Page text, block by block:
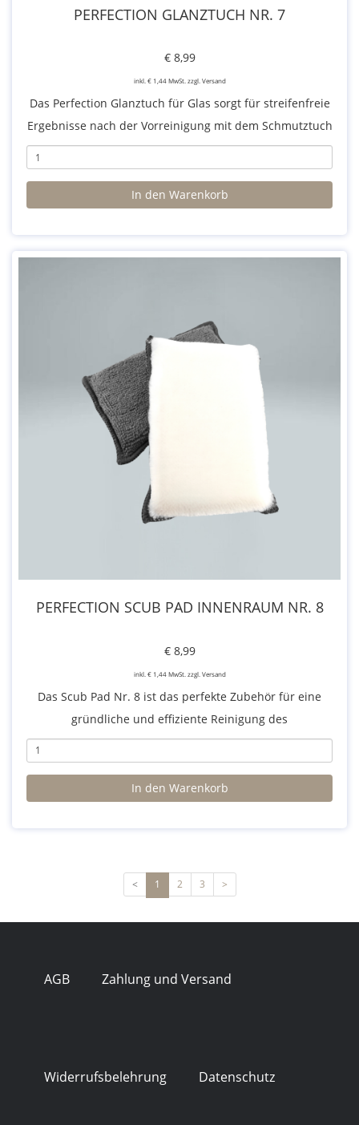
PERFECTION GLANZTUCH NR. 7
€ 8,99
inkl. € 1,44 MwSt. zzgl. Versand
Das Perfection Glanztuch für Glas sorgt für streifenfreie
Ergebnisse nach der Vorreinigung mit dem Schmutztuch
Nr. 7. Ein kleiner Spritzer Glasreiniger genügt für perfekte
Reinigung.
In den Warenkorb
PERFECTION SCUB PAD INNENRAUM NR. 8
€ 8,99
inkl. € 1,44 MwSt. zzgl. Versand
Das Scub Pad Nr. 8 ist das perfekte Zubehör für eine
gründliche und effiziente Reinigung des
Fahrzeuginnenraums. Speziell entwickelt für den Einsatz
auf großen Flächen, eignet es sich ideal zur intensiven
Reinigung von Armaturen, Türverkleidungen, Sitzen und
Oberfläche des Pads können selbst hartnäckige
entfernt werden, ohne das Material zu beschädigen.
In den Warenkorb
< 1 2 3 >
AGB Zahlung und Versand
Widerrufsbelehrung Datenschutz